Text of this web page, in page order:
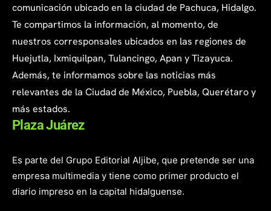
comunicación ubicado en la ciudad de Pachuca, Hidalgo.
Te compartimos la información, al momento, de
nuestros corresponsales ubicados en las regiones de
Huejutla, Ixmiquilpan, Tulancingo, Apan y Tizayuca.
Además, te informamos sobre las noticias más
relevantes de la Ciudad de México, Puebla, Querétaro y
más estados.
Plaza Juárez
Es parte del Grupo Editorial Aljibe, que pretende ser una
empresa multimedia y tiene como primer producto el
diario impreso en la capital hidalguense.